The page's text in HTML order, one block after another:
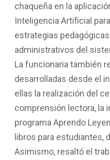
chaqueña en la
Inteligencia Artificial
estrategias
administrativos del
La funcionaria también
desarrolladas desde el
ellas la realización del
comprensión lectora, la
programa Aprendo
libros para estudiantes,
Asimismo, resaltó el